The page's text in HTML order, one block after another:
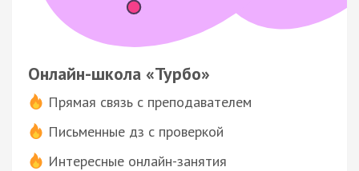
Онлайн-школа «Турбо»
Прямая связь с преподавателем
Письменные дз с проверкой
Интересные онлайн-занятия